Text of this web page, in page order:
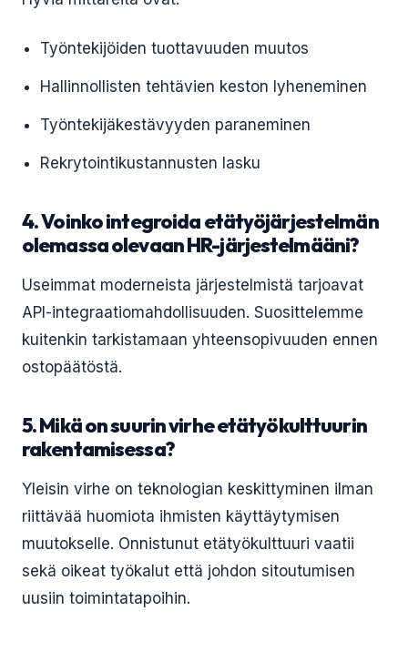
Työntekijöiden tuottavuuden muutos
Hallinnollisten tehtävien keston lyheneminen
Työntekijäkestävyyden paraneminen
Rekrytointikustannusten lasku
4. Voinko integroida etätyöjärjestelmän
olemassa olevaan HR-järjestelmääni?
Useimmat moderneista järjestelmistä tarjoavat
API-integraatiomahdollisuuden. Suosittelemme
kuitenkin tarkistamaan yhteensopivuuden ennen
ostopäätöstä.
5. Mikä on suurin virhe etätyökulttuurin
rakentamisessa?
Yleisin virhe on teknologian keskittyminen ilman
riittävää huomiota ihmisten käyttäytymisen
muutokselle. Onnistunut etätyökulttuuri vaatii
sekä oikeat työkalut että johdon sitoutumisen
uusiin toimintatapoihin.